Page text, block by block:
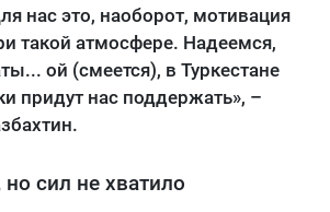
нас это, наоборот, мотивация
такой атмосфере. Надеемся,
ой (смеется), в Туркестане
придут нас поддержать», –
сил не хватило